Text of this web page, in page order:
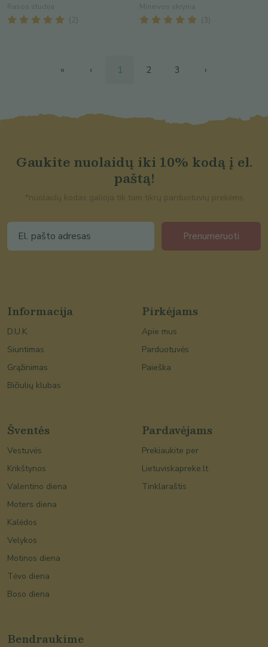
Rasos studija
( 2
Minervos skrynia
( 3
« ‹ 1 2 3 ›
Gaukite nuolaidų iki 10% kodą į el.
paštą!
*nuolaidų kodas galioja tik tam tikrų parduotuvių prekėms
Prenumeruoti
Informacija
D.U.K.
Siuntimas
Grąžinimas
Bičiulių klubas
Pirkėjams
Apie mus
Parduotuvės
Paieška
Šventės
Vestuvės
Krikštynos
Valentino diena
Moters diena
Kalėdos
Velykos
Motinos diena
Tėvo diena
Boso diena
Pardavėjams
Prekiaukite per
Lietuviskapreke.lt
Tinklaraštis
Bendraukime